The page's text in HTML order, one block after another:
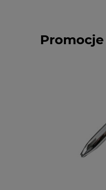
Promocje